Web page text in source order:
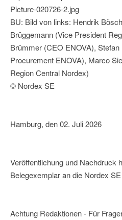
Picture-020726-2.jpg
BU: Bild von links: Hendrik
Brüggemann (Vice President
Brümmer (CEO ENOVA),
Procurement ENOVA), Marco
Region Central Nordex)
© Nordex SE
Hamburg, den 02. Juli 2026
Veröffentlichung und Nachdruck
Belegexemplar an die Nordex
Achtung Redaktionen - Für